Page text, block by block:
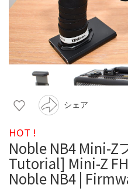
シェア
HOT !
Noble NB4 Mini-Z
Tutorial] Mini-Z
Noble NB4 |